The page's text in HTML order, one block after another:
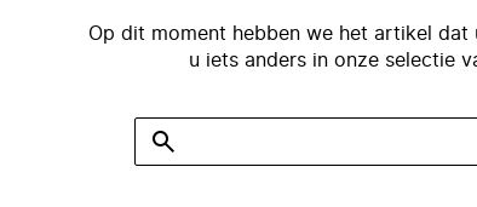
Op dit moment hebben we het artikel
u iets anders in onze selectie